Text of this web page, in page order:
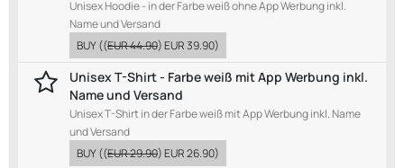
Unisex Hoodie - in der Farbe weiß ohne App Werbung inkl.
Name und Versand
BUY((EUR 44.90)EUR 39.90)
Unisex T-Shirt - Farbe weiß mit App Werbung inkl.
Name und Versand
Unisex T-Shirt in der Farbe weiß mit App Werbung inkl. Name
und Versand
BUY((EUR 29.90)EUR 26.90)